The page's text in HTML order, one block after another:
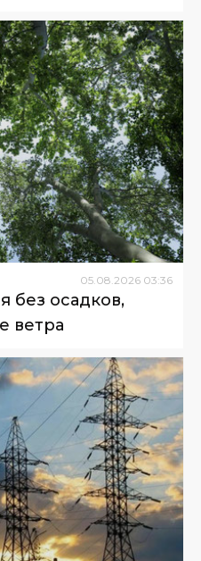
05.08.2026 03:36
без осадков,
ветра